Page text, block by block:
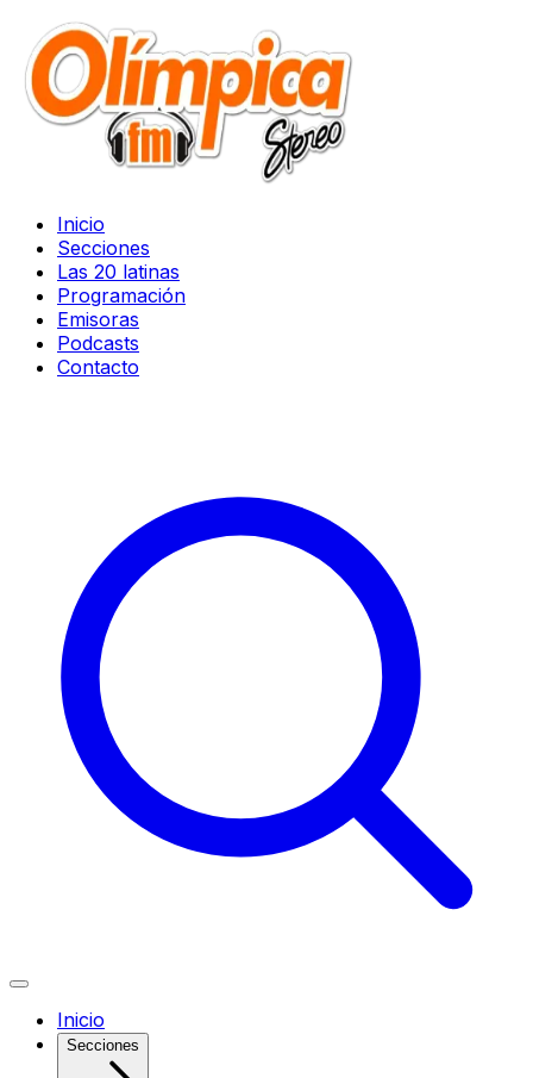
Inicio
Secciones
Las 20 latinas
Programación
Emisoras
Podcasts
Contacto
Inicio
Secciones